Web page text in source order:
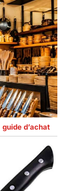
d’achat